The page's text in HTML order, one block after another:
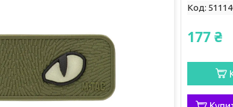
Код:
177 ₴